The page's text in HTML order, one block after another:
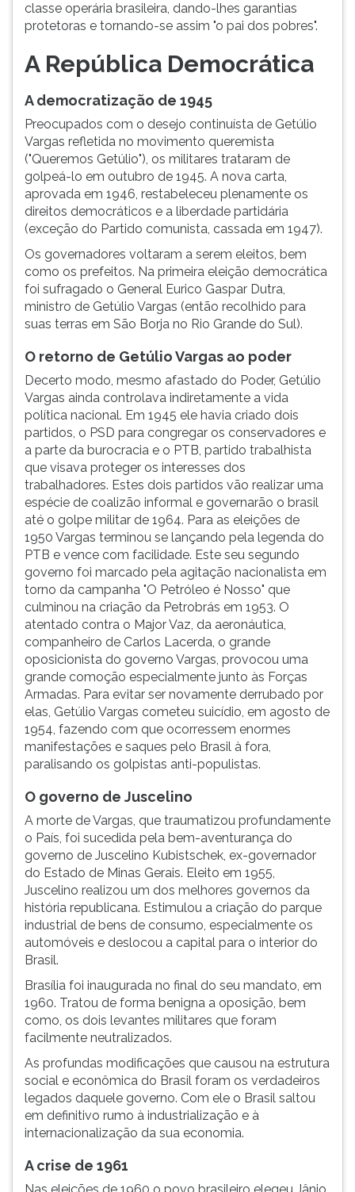
classe operária brasileira, dando-lhes garantias
protetoras e tornando-se assim "o pai dos pobres".
A República Democrática
A democratização de 1945
Preocupados com o desejo continuísta de Getúlio
Vargas refletida no movimento queremista
("Queremos Getúlio"), os militares trataram de
golpeá-lo em outubro de 1945. A nova carta,
aprovada em 1946, restabeleceu plenamente os
direitos democráticos e a liberdade partidária
(exceção do Partido comunista, cassada em 1947).
Os governadores voltaram a serem eleitos, bem
como os prefeitos. Na primeira eleição democrática
foi sufragado o General Eurico Gaspar Dutra,
ministro de Getúlio Vargas (então recolhido para
suas terras em São Borja no Rio Grande do Sul).
O retorno de Getúlio Vargas ao poder
Decerto modo, mesmo afastado do Poder, Getúlio
Vargas ainda controlava indiretamente a vida
política nacional. Em 1945 ele havia criado dois
partidos, o PSD para congregar os conservadores e
a parte da burocracia e o PTB, partido trabalhista
que visava proteger os interesses dos
trabalhadores. Estes dois partidos vão realizar uma
espécie de coalizão informal e governarão o brasil
até o golpe militar de 1964. Para as eleições de
1950 Vargas terminou se lançando pela legenda do
PTB e vence com facilidade. Este seu segundo
governo foi marcado pela agitação nacionalista em
torno da campanha "O Petróleo é Nosso" que
culminou na criação da Petrobrás em 1953. O
atentado contra o Major Vaz, da aeronáutica,
companheiro de Carlos Lacerda, o grande
oposicionista do governo Vargas, provocou uma
grande comoção especialmente junto às Forças
Armadas. Para evitar ser novamente derrubado por
elas, Getúlio Vargas cometeu suicídio, em agosto de
1954, fazendo com que ocorressem enormes
manifestações e saques pelo Brasil à fora,
paralisando os golpistas anti-populistas.
O governo de Juscelino
A morte de Vargas, que traumatizou profundamente
o País, foi sucedida pela bem-aventurança do
governo de Juscelino Kubistschek, ex-governador
do Estado de Minas Gerais. Eleito em 1955,
Juscelino realizou um dos melhores governos da
história republicana. Estimulou a criação do parque
industrial de bens de consumo, especialmente os
automóveis e deslocou a capital para o interior do
Brasil.
Brasília foi inaugurada no final do seu mandato, em
1960. Tratou de forma benigna a oposição, bem
como, os dois levantes militares que foram
facilmente neutralizados.
As profundas modificações que causou na estrutura
social e econômica do Brasil foram os verdadeiros
legados daquele governo. Com ele o Brasil saltou
em definitivo rumo à industrialização e à
internacionalização da sua economia.
A crise de 1961